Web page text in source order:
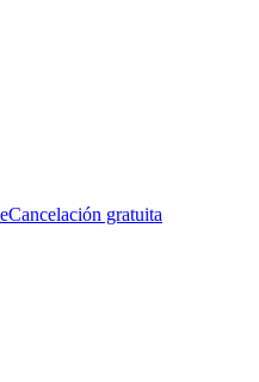
Cancelación gratuita